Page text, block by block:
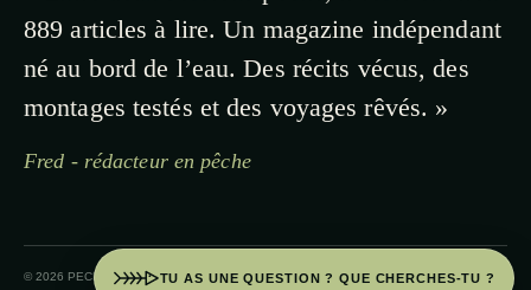
889 articles à lire. Un magazine indépendant
né au bord de l’eau. Des récits vécus, des
montages testés et des voyages rêvés. »
Fred - rédacteur en pêche
© 2026 PECHE A LA MOUCHE · PAYS BASQUETU AS UNE QUESTION ? QUE CHERCHES-TU ?